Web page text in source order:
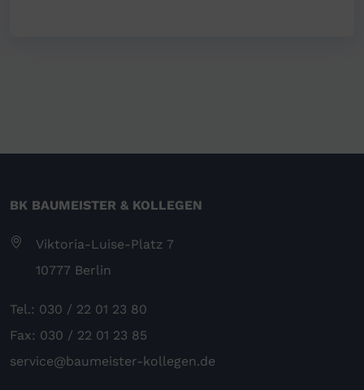
BK BAUMEISTER & KOLLEGEN
Viktoria-Luise-Platz 7
10777 Berlin
Tel.: 030 / 22 01 23 80
Fax: 030 / 22 01 23 85
service@baumeister-kollegen.de